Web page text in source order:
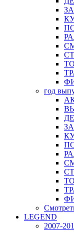
год
LEGEND
2007-